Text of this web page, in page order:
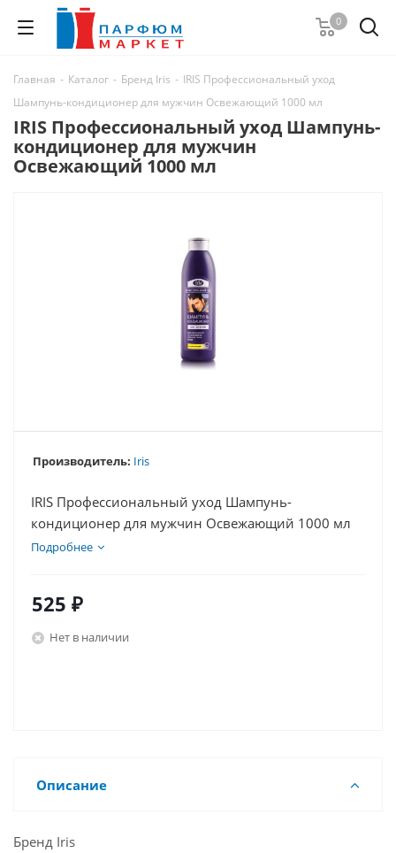
0
Главная - Каталог - Бренд Iris - IRIS Профессиональный уход
Шампунь-кондиционер для мужчин Освежающий 1000 мл
IRIS Профессиональный уход Шампунь-
кондиционер для мужчин
Освежающий 1000 мл
Производитель: Iris
IRIS Профессиональный уход Шампунь-
кондиционер для мужчин Освежающий 1000 мл
Подробнее
525 ₽
Нет в наличии
Описание
Бренд Iris